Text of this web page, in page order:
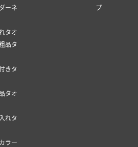
ーネ
タオ
品タ
きタ
タオ
れタ
ラー
プ